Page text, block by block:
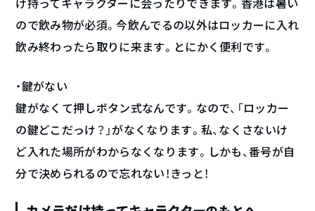
け持ってキャラクターに会ったりできます。香港は暑い
ので飲み物が必須。今飲んでるの以外はロッカーに入れ
飲み終わったら取りに来ます。とにかく便利です。
・鍵がない
鍵がなくて押しボタン式なんです。なので、「ロッカー
の鍵どこだっけ？」がなくなります。私、なくさないけ
ど入れた場所がわからなくなります。しかも、番号が自
分で決められるので忘れない！きっと！